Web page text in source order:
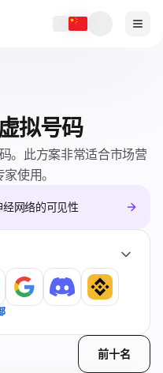
拟号码
。此方案非常适合市场营
使用。
网络的可见性
前十名